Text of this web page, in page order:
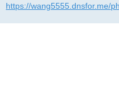
https://wang5555.dnsfor.me/